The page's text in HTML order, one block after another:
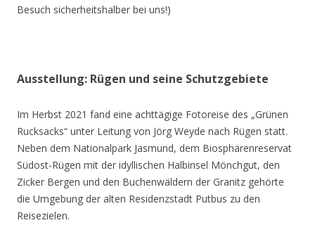
Besuch sicherheitshalber bei uns!)
Ausstellung: Rügen und seine Schutzgebiete
Im Herbst 2021 fand eine achttägige Fotoreise des „Grünen
Rucksacks“ unter Leitung von Jörg Weyde nach Rügen statt.
Neben dem Nationalpark Jasmund, dem Biosphärenreservat
Südost-Rügen mit der idyllischen Halbinsel Mönchgut, den
Zicker Bergen und den Buchenwäldern der Granitz gehörte
die Umgebung der alten Residenzstadt Putbus zu den
Reisezielen.